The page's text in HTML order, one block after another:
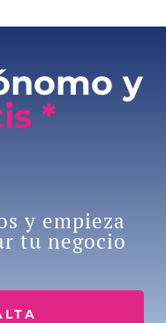
y
*
y empieza
tu negocio